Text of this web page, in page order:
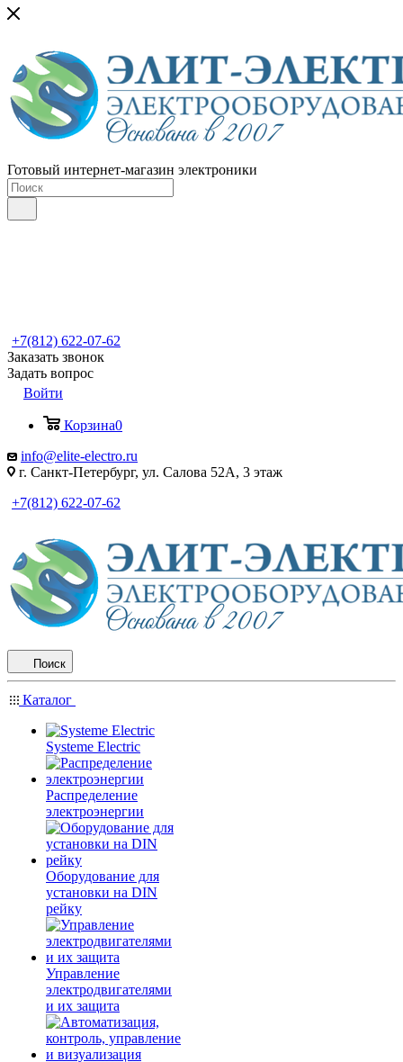
Готовый интернет-магазин электроники
+7(812) 622-07-62
Заказать звонок
Задать вопрос
Войти
Корзина0
info@elite-electro.ru
г. Санкт-Петербург, ул. Салова 52А, 3 этаж
+7(812) 622-07-62
Поиск
Каталог
Systeme Electric
Распределение
электроэнергии
Оборудование для
установки на DIN
рейку
Управление
электродвигателями
и их защита